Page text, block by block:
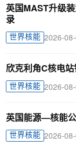
英国MAST升级
录
世界核能 2026-
欣克利角C核电
世界核能 2026-
英国能源—核能
世界核能 2026-